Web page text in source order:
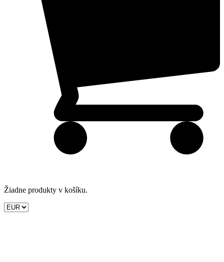
Žiadne produkty v košíku.